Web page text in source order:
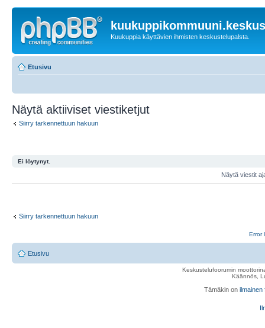
Kuukuppia käyttävien ihmisten keskustelupalsta.
Etusivu
Näytä aktiiviset viestiketjut
Siirry tarkennettuun hakuun
Ei löytynyt.
Näytä viestit
Siirry tarkennettuun hakuun
Error
Etusivu
Keskustelufoorumin
Käännös,
Tämäkin on ilmainen